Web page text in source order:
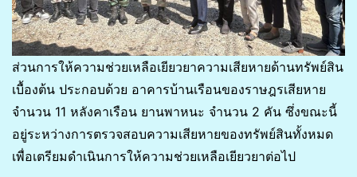
ส่วนการให้ความช่วยเหลือเยียวยาความเสียหายด้านทรัพย์สิน
เบื้องต้น ประกอบด้วย อาคารบ้านเรือนของราษฎรเสียหาย
จำนวน 11 หลังคาเรือน ยานพาหนะ จำนวน 2 คัน ซึ่งขณะนี้
อยู่ระหว่างการตรวจสอบความเสียหายของทรัพย์สินทั้งหมด
เพื่อเตรียมดำเนินการให้ความช่วยเหลือเยียวยาต่อไป